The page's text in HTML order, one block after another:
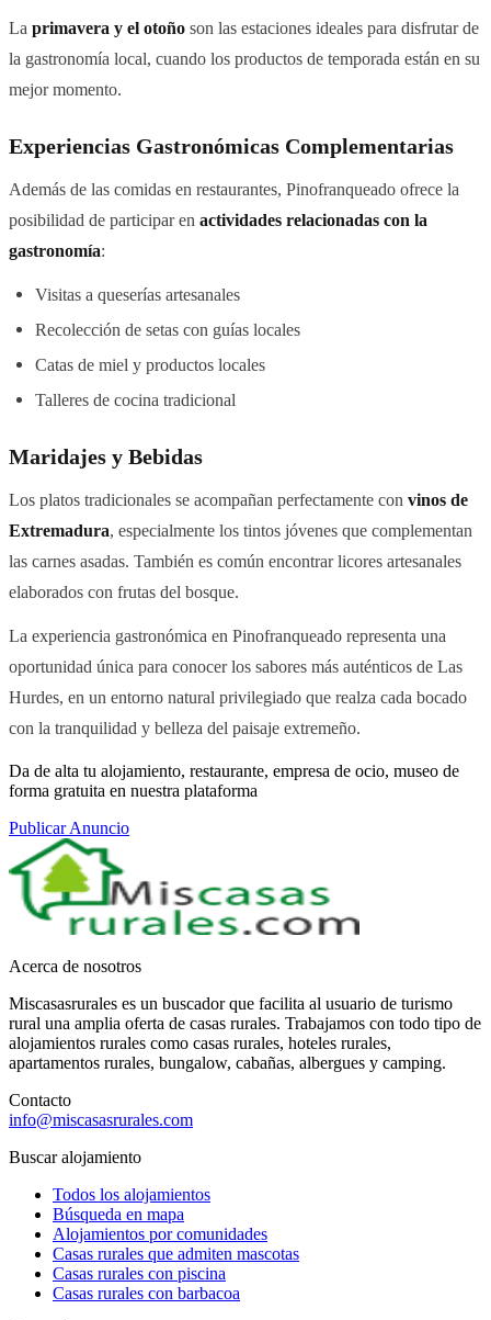
La primavera y el otoño son las estaciones ideales para disfrutar de
la gastronomía local, cuando los productos de temporada están en su
mejor momento.
Experiencias Gastronómicas Complementarias
Además de las comidas en restaurantes, Pinofranqueado ofrece la
posibilidad de participar en actividades relacionadas con la
gastronomía:
Visitas a queserías artesanales
Recolección de setas con guías locales
Catas de miel y productos locales
Talleres de cocina tradicional
Maridajes y Bebidas
Los platos tradicionales se acompañan perfectamente con vinos de
Extremadura, especialmente los tintos jóvenes que complementan
las carnes asadas. También es común encontrar licores artesanales
elaborados con frutas del bosque.
La experiencia gastronómica en Pinofranqueado representa una
oportunidad única para conocer los sabores más auténticos de Las
Hurdes, en un entorno natural privilegiado que realza cada bocado
con la tranquilidad y belleza del paisaje extremeño.
Da de alta tu alojamiento, restaurante, empresa de ocio, museo de
forma gratuita en nuestra plataforma
Publicar Anuncio
Acerca de nosotros
Miscasasrurales es un buscador que facilita al usuario de turismo
rural una amplia oferta de casas rurales. Trabajamos con todo tipo de
alojamientos rurales como casas rurales, hoteles rurales,
apartamentos rurales, bungalow, cabañas, albergues y camping.
Contacto
info@miscasasrurales.com
Buscar alojamiento
Todos los alojamientos
Búsqueda en mapa
Alojamientos por comunidades
Casas rurales que admiten mascotas
Casas rurales con piscina
Casas rurales con barbacoa